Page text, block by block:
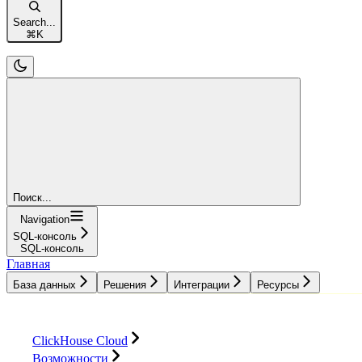
Search...
⌘ K
Поиск...
Navigation
SQL-консоль
SQL-консоль
Главная
База данных Решения Интеграции Ресурсы
ClickHouse Cloud
Возможности